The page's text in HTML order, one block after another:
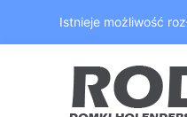
Istnieje możliwość